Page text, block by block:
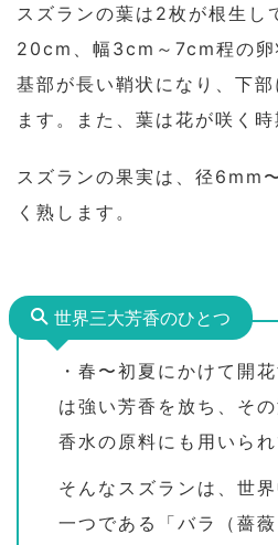
スズランの葉は2枚が根生し
20cm、幅3cm～7cm程の卵
基部が長い鞘状になり、下
ます。また、葉は花が咲く
スズランの果実は、径6mm
く熟します。
世界三大芳香のひとつ
・春〜初夏にかけて開
は強い芳香を放ち、そ
香水の原料にも用いられ
そんなスズランは、世
一つである「バラ（薔